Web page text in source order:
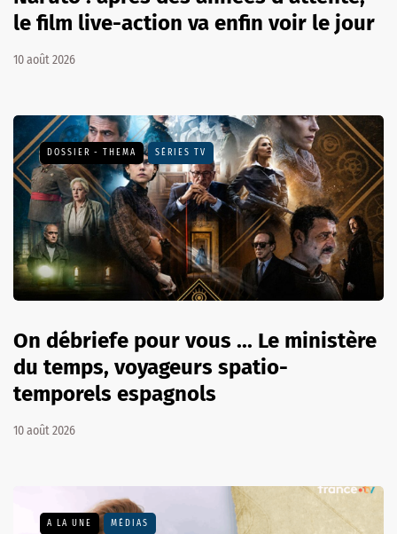
le film live-action va enfin voir le jour
10 août 2026
DOSSIER - THEMA SÉRIES TV
On débriefe pour vous ... Le ministère
du temps, voyageurs spatio-
temporels espagnols
10 août 2026
A LA UNE MÉDIAS